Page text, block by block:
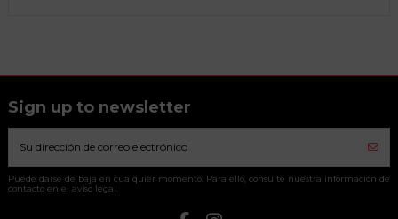
Sign up to newsletter
Puede darse de baja en cualquier momento. Para ello, consulte nuestra información de
contacto en el aviso legal.